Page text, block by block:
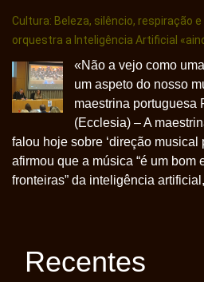
Cultura: Beleza, silêncio, respiração
orquestra a Inteligência Artificial
«Não a vejo como
um aspeto do nosso
maestrina portuguesa
(Ecclesia) – A
falou hoje sobre ‘direção musical
afirmou que a música “é um bom
fronteiras” da inteligência
Recentes